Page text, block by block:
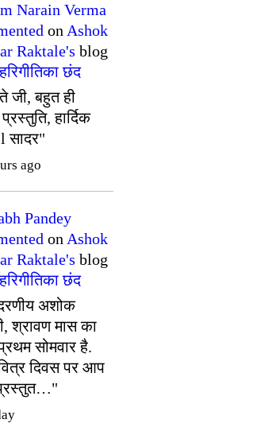
Narain Verma
on Ashok
Raktale's blog
हरिगीतिका छंद
जी, बहुत ही
हार्दिक
सादर"
ago
Pandey
on Ashok
Raktale's blog
हरिगीतिका छंद
अशोक
श्रावण मास का
सोमवार है.
दिवस पर आप
प्रस्तुत…"